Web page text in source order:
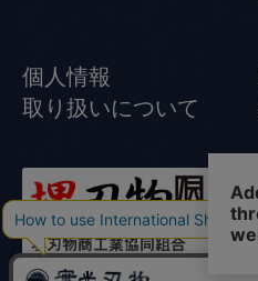
個人情報
取り扱いについて